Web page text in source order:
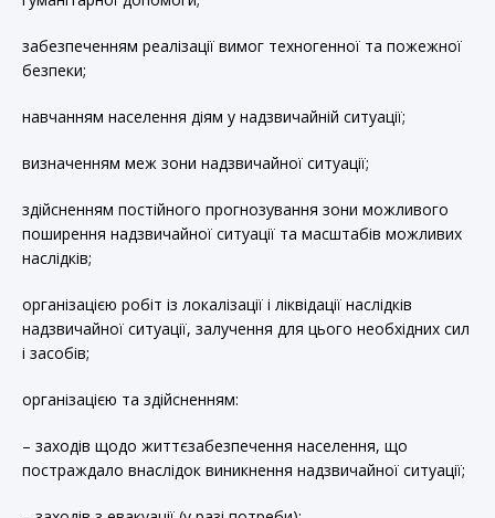
забезпеченням реалізації вимог техногенної та пожежної
безпеки;
навчанням населення діям у надзвичайній ситуації;
визначенням меж зони надзвичайної ситуації;
здійсненням постійного прогнозування зони можливого
поширення надзвичайної ситуації та масштабів можливих
наслідків;
організацією робіт із локалізації і ліквідації наслідків
надзвичайної ситуації, залучення для цього необхідних сил
і засобів;
організацією та здійсненням:
– заходів щодо життєзабезпечення населення, що
постраждало внаслідок виникнення надзвичайної ситуації;